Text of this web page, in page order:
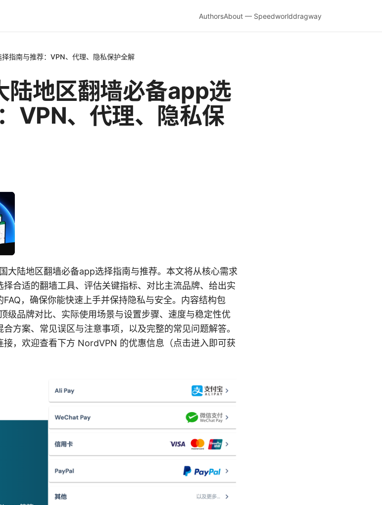
AuthorsAbout — Speedworlddragway
指南与推荐：VPN、代理、隐私保护全解
地区翻墙必备app选
VPN、代理、隐私保
大陆地区翻墙必备app选择指南与推荐。本文将从核心需求
合适的翻墙工具、评估关键指标、对比主流品牌、给出实
，确保你能快速上手并保持隐私与安全。内容结构包
级品牌对比、实际使用场景与设置步骤、速度与稳定性优
方案、常见误区与注意事项，以及完整的常见问题解答。
，欢迎查看下方 NordVPN 的优惠信息（点击进入即可获